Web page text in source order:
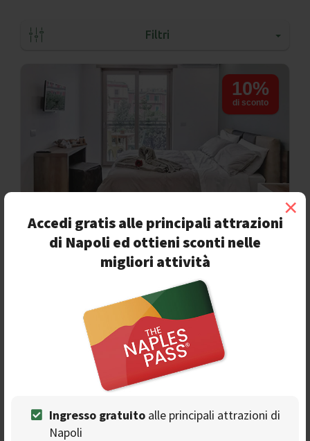
Accedi gratis alle principali attrazioni
di Napoli ed ottieni sconti nelle
migliori attività
Ingresso gratuito alle principali attrazioni di
Napoli
×
Filtri
10%
di sconto
B&B Museo19
Bed and Breakfast nel centro storico di Napoli
Coppie
Bancomat Centro storico
Vegetariano Senza glutine
Tavoli all'aperto
Napoli - Piazza Cavour, 19